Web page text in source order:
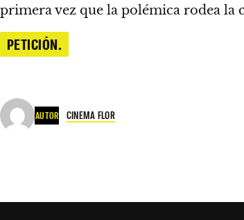
primera vez que la polémica rodea la
PETICIÓN.
AUTOR CINEMA FLOR